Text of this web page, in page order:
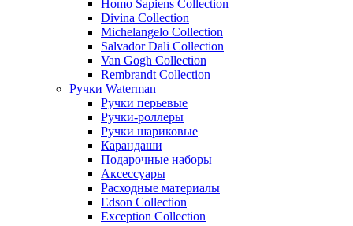
Homo Sapiens Collection
Divina Collection
Michelangelo Collection
Salvador Dali Collection
Van Gogh Collection
Rembrandt Collection
Ручки Waterman
Ручки перьевые
Ручки-роллеры
Ручки шариковые
Карандаши
Подарочные наборы
Аксессуары
Расходные материалы
Edson Collection
Exception Collection